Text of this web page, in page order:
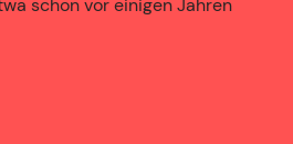
schon vor einigen Jahren